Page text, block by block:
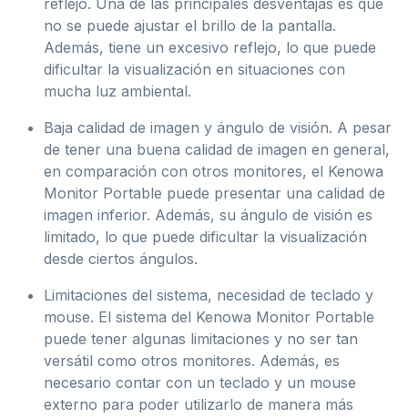
no se puede ajustar el brillo de la pantalla.
Además, tiene un excesivo reflejo, lo que puede
dificultar la visualización en situaciones con
mucha luz ambiental.
Baja calidad de imagen y ángulo de visión. A pesar
de tener una buena calidad de imagen en general,
en comparación con otros monitores, el Kenowa
Monitor Portable puede presentar una calidad de
imagen inferior. Además, su ángulo de visión es
limitado, lo que puede dificultar la visualización
desde ciertos ángulos.
Limitaciones del sistema, necesidad de teclado y
mouse. El sistema del Kenowa Monitor Portable
puede tener algunas limitaciones y no ser tan
versátil como otros monitores. Además, es
necesario contar con un teclado y un mouse
externo para poder utilizarlo de manera más